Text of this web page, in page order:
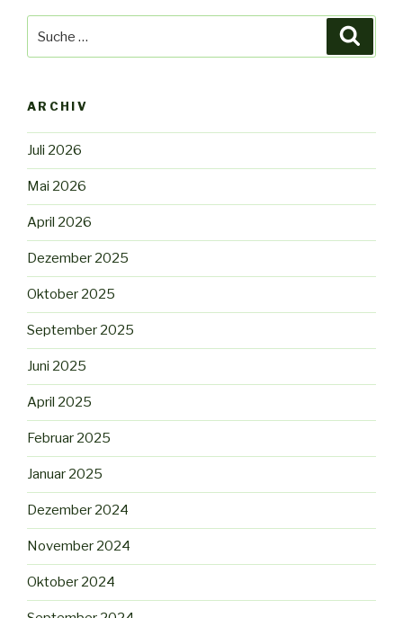
nach:
ARCHIV
Juli 2026
Mai 2026
April 2026
Dezember 2025
Oktober 2025
September 2025
Juni 2025
April 2025
Februar 2025
Januar 2025
Dezember 2024
November 2024
Oktober 2024